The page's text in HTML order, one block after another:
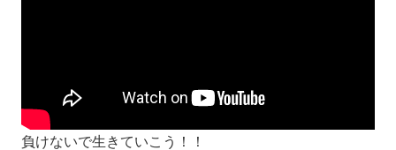
負けないで生きていこう！！